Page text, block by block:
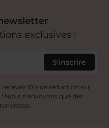
exclusives !
S'inscrire
10% de réduction sur
Nous n'envoyons que des